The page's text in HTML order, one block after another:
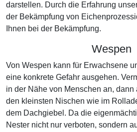
darstellen. Durch die Erfahrung
der Bekämpfung von
Ihnen bei der Bekämpfung.
Wespen
Von Wespen kann für Erwachsene
eine konkrete Gefahr ausgehen.
in der Nähe von Menschen an, dann
den kleinsten Nischen wie im
dem Dachgiebel. Da die
Nester nicht nur verboten, sondern